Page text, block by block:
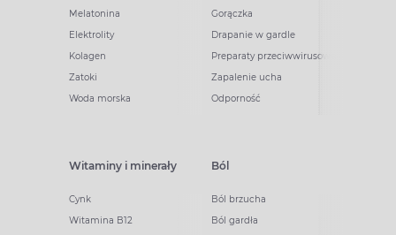
Melatonina
Elektrolity
Kolagen
Zatoki
Woda morska
Gorączka
Drapanie w gardle
Preparaty przeciwwirusowe
Zapalenie ucha
Odporność
Witaminy i minerały
Cynk
Witamina B12
Ból
Ból brzucha
Ból gardła